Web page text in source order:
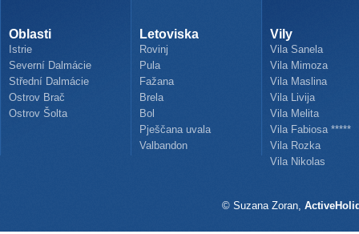
Oblasti
Istrie
Severní Dalmácie
Střední Dalmácie
Ostrov Brač
Ostrov Šolta
Letoviska
Rovinj
Pula
Fažana
Brela
Bol
Pješčana uvala
Valbandon
Vily
Vila Sanela
Vila Mimoza
Vila Maslina
Vila Livija
Vila Melita
Vila Fabiosa *****
Vila Rozka
Vila Nikolas
© Suzana Zoran,